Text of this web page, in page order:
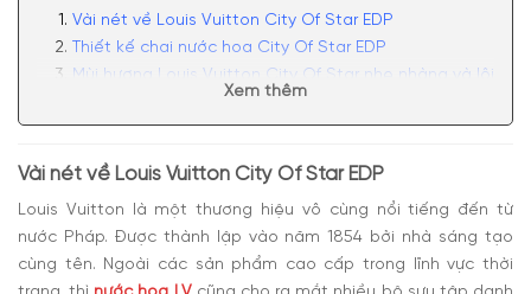
Vài nét về Louis Vuitton City Of Star EDP
Thiết kế chai nước hoa City Of Star EDP
Mùi hương Louis Vuitton City Of Star nhẹ nhàng và lôi
Có nên mua nước hoa unisex LV City Of Star EDP
Xem thêm
Vài nét về Louis Vuitton City Of Star EDP
Louis Vuitton là một thương hiệu vô cùng nổi tiếng đến từ
nước Pháp. Được thành lập vào năm 1854 bởi nhà sáng tạo
cùng tên. Ngoài các sản phẩm cao cấp trong lĩnh vực thời